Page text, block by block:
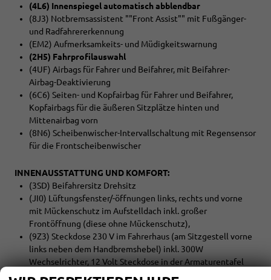
(4L6) Innenspiegel automatisch abblendbar
(8J3) Notbremsassistent ""Front Assist"" mit Fußgänger-
und Radfahrererkennung
(EM2) Aufmerksamkeits- und Müdigkeitswarnung
(2H5) Fahrprofilauswahl
(4UF) Airbags für Fahrer und Beifahrer, mit Beifahrer-
Airbag-Deaktivierung
(6C6) Seiten- und Kopfairbag für Fahrer und Beifahrer,
Kopfairbags für die äußeren Sitzplätze hinten und
Mittenairbag vorn
(8N6) Scheibenwischer-Intervallschaltung mit Regensensor
für die Frontscheibenwischer
INNENAUSSTATTUNG UND KOMFORT:
(3SD) Beifahrersitz Drehsitz
(JI0) Lüftungsfenster/-öffnungen links, rechts und vorne
mit Mückenschutz im Aufstelldach inkl. großer
Frontöffnung (diese ohne Mückenschutz),
(9Z3) Steckdose 230 V im Fahrerhaus (am Sitzgestell vorne
links neben dem Handbremshebel) inkl. 300W
Wechselrichter, 12 Volt Steckdose in der Armaturentafel